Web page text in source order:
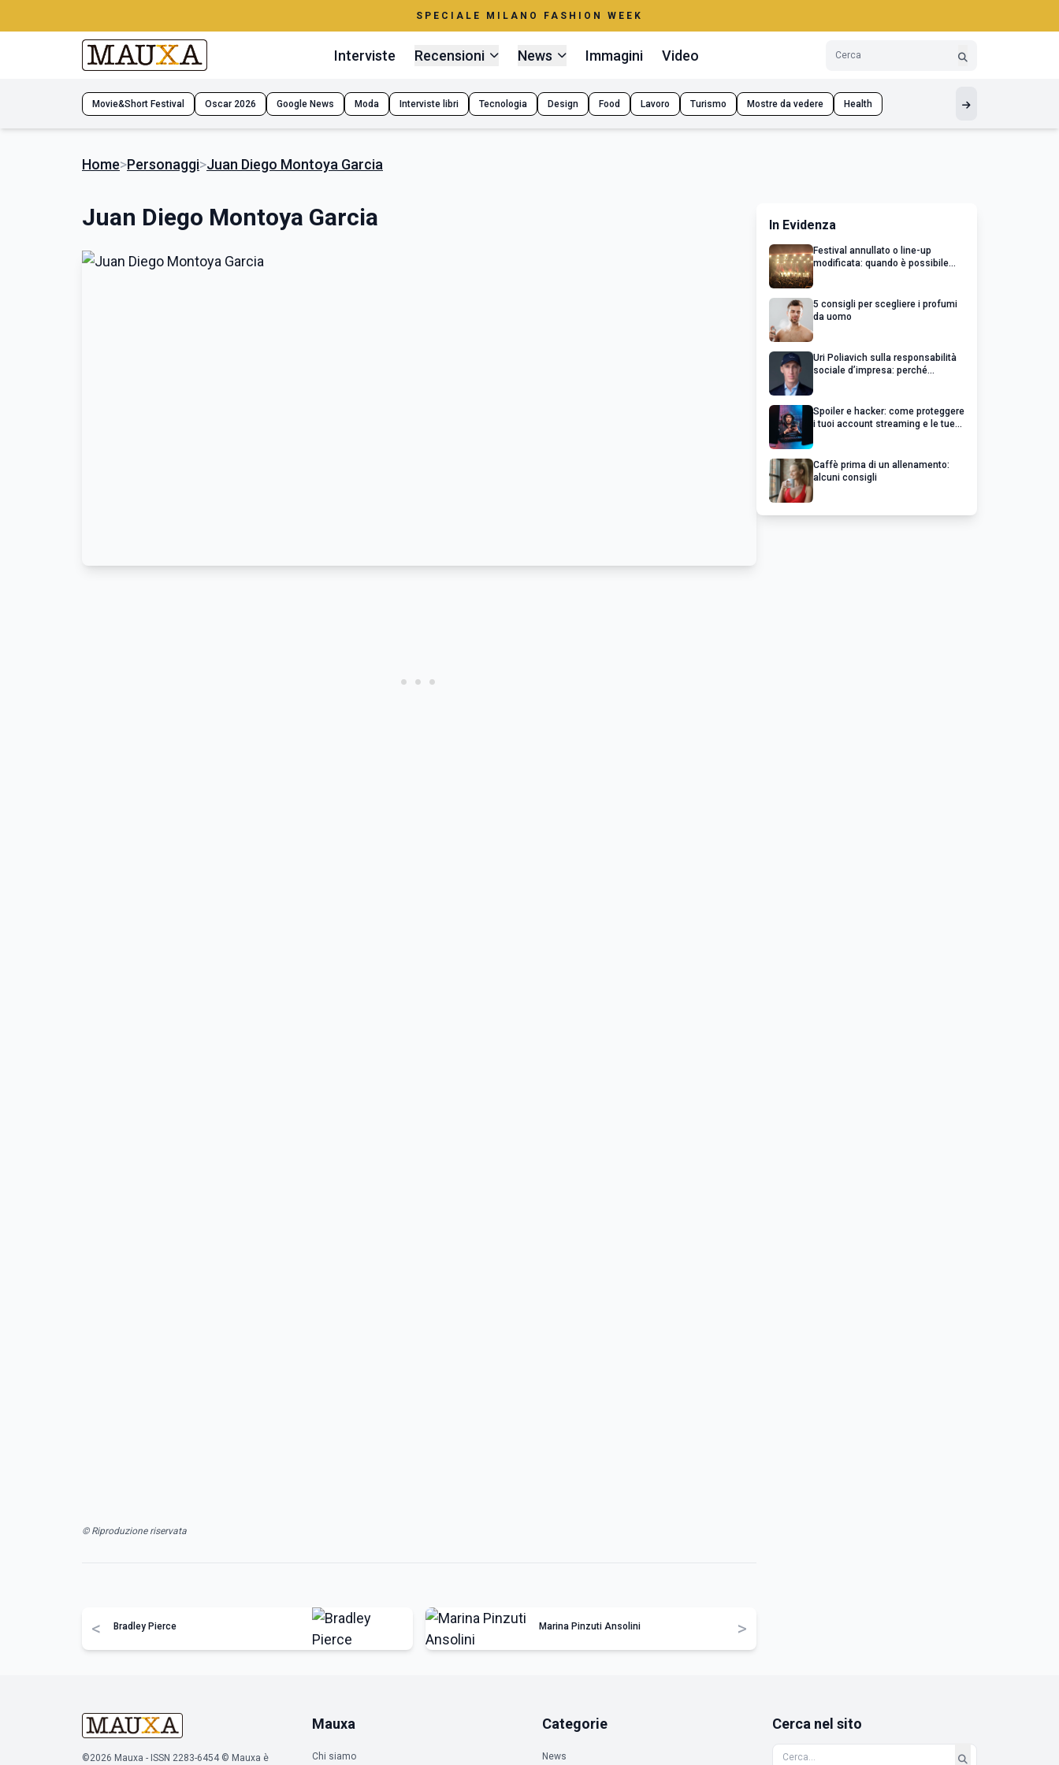
SPECIALE MILANO FASHION WEEK
Interviste Recensioni News Immagini Video
Movie&Short Festival Oscar 2026 Google News Moda Interviste libri Tecnologia Design Food Lavoro Turismo Mostre da vedere Health
Home>Personaggi>Juan Diego Montoya Garcia
Juan Diego Montoya Garcia
© Riproduzione riservata
< Bradley Pierce Marina Pinzuti Ansolini >
In Evidenza
Festival annullato o line-up
modificata: quando è possibile
5 consigli per scegliere i profumi
da uomo
Uri Poliavich sulla responsabilità
sociale d’impresa: perché
Spoiler e hacker: come proteggere
i tuoi account streaming e le tue
Caffè prima di un allenamento:
alcuni consigli
©2026 Mauxa - ISSN 2283-6454 © Mauxa è
Mauxa
Chi siamo
Categorie
News
Cerca nel sito